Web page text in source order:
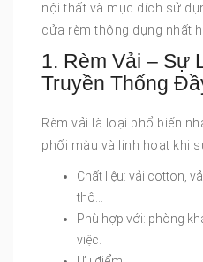
nội thất và mục đích sử
cửa rèm thông dụng nhất
1. Rèm Vải – Sự
Truyền Thống
Rèm vải là loại phổ biến
phối màu và linh hoạt khi
Chất liệu: vải cotton,
thô…
Phù hợp với: phòng
việc.